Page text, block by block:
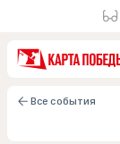
Все события